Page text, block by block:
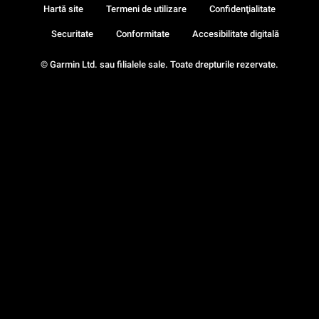
© Garmin Ltd. sau filialele sale. Toate drepturile rezervate.
Hartă site Termeni de utilizare Confidenţialitate
Securitate Conformitate Accesibilitate digitală